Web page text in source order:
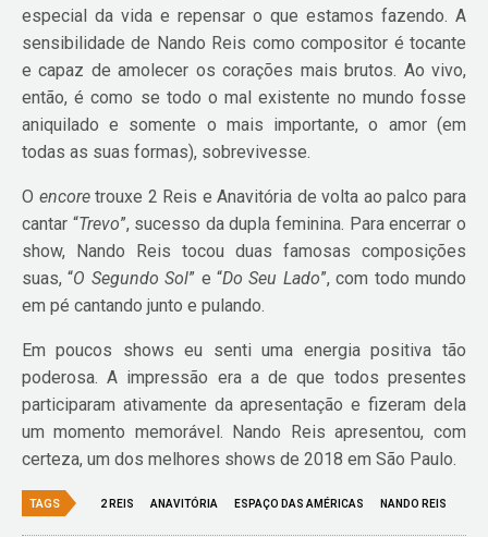
especial da vida e repensar o que estamos fazendo. A
sensibilidade de Nando Reis como compositor é tocante
e capaz de amolecer os corações mais brutos. Ao vivo,
então, é como se todo o mal existente no mundo fosse
aniquilado e somente o mais importante, o amor (em
todas as suas formas), sobrevivesse.
O encoretrouxe 2 Reis e Anavitória de volta ao palco para
cantar “Trevo”, sucesso da dupla feminina. Para encerrar o
show, Nando Reis tocou duas famosas composições
suas, “O Segundo Sol” e “Do Seu Lado”, com todo mundo
em pé cantando junto e pulando.
Em poucos shows eu senti uma energia positiva tão
poderosa. A impressão era a de que todos presentes
participaram ativamente da apresentação e fizeram dela
um momento memorável. Nando Reis apresentou, com
certeza, um dos melhores shows de 2018 em São Paulo.
TAGS 2 REIS ANAVITÓRIA ESPAÇO DAS AMÉRICAS NANDO REIS